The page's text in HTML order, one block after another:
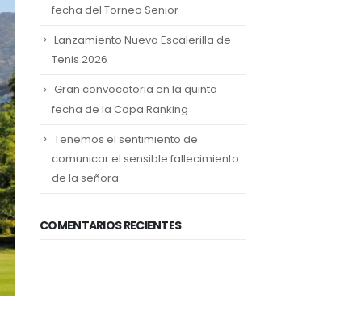
fecha del Torneo Senior
Lanzamiento Nueva Escalerilla de
Tenis 2026
Gran convocatoria en la quinta
fecha de la Copa Ranking
Tenemos el sentimiento de
comunicar el sensible fallecimiento
de la señora:
COMENTARIOS RECIENTES